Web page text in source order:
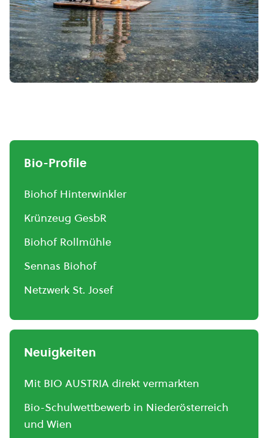
Bio-Profile
Biohof Hinterwinkler
Krünzeug GesbR
Biohof Rollmühle
Sennas Biohof
Netzwerk St. Josef
Neuigkeiten
Mit BIO AUSTRIA direkt vermarkten
Bio-Schulwettbewerb in Niederösterreich
und Wien